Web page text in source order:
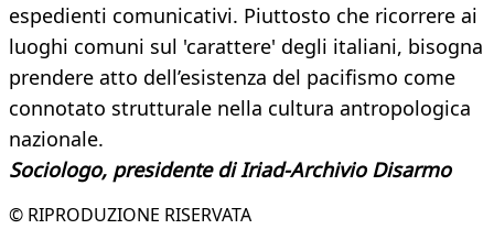
espedienti comunicativi. Piuttosto che ricorrere ai
luoghi comuni sul 'carattere' degli italiani, bisogna
prendere atto dell’esistenza del pacifismo come
connotato strutturale nella cultura antropologica
nazionale.
Sociologo, presidente di Iriad-Archivio Disarmo
© RIPRODUZIONE RISERVATA